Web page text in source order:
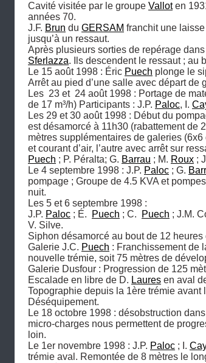
Cavité visitée par le groupe Vallot en
années 70.
J.F. Brun du GERSAM franchit une
jusqu’à un ressaut.
Après plusieurs sorties de repérage
Sferlazza. Ils descendent le ressaut ; au
Le 15 août 1998 : Éric Puech plonge le
Arrêt au pied d’une salle avec départ de
Les  23 et  24 août 1998 : Portage de
de 17 m³/h) Participants : J.P. Paloc, I.
Les 29 et 30 août 1998 : Début du
est désamorcé à 11h30 (rabattement de
mètres supplémentaires de galeries
et courant d’air, l’autre avec arrêt sur
Puech ; P. Péralta; G. Barrau ; M. Roux ;
Le 4 septembre 1998 : J.P. Paloc ; G.
pompage ; Groupe de 4.5 KVA et
nuit.
Les 5 et 6 septembre 1998 :
J.P. Paloc ; É. Puech ; C. Puech ; J.M.
V. Silve.
Siphon désamorcé au bout de 12 heures
Galerie J.C. Puech : Franchissement de
nouvelle trémie, soit 75 mètres de
Galerie Dusfour : Progression de 125
Escalade en libre de D. Laures en aval
Topographie depuis la 1ère trémie avant
Déséquipement.
Le 18 octobre 1998 : désobstruction
micro-charges nous permettent de
loin.
Le 1er novembre 1998 : J.P. Paloc ; I.
trémie aval. Remontée de 8 mètres le